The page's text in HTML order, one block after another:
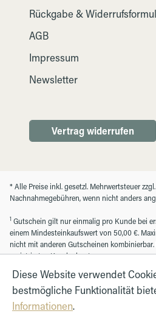
Rückgabe &
AGB
Impressum
Newsletter
Vertrag widerrufen
* Alle Preise inkl. gesetzl. Mehrwertsteuer zzgl.
Nachnahmegebühren, wenn nicht anders
1 Gutschein gilt nur einmalig pro Kunde bei
einem Mindesteinkaufswert von 50,00 €.
nicht mit anderen Gutscheinen
registrierten Kundenkonto.
Diese Website verwendet
bestmögliche Funktionalität
Informationen.